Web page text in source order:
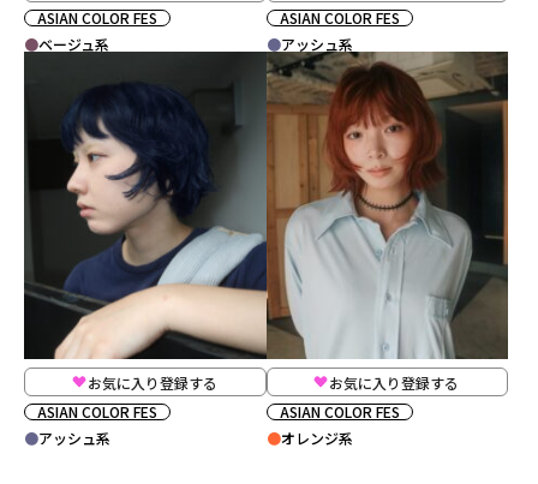
ASIAN COLOR FES
ベージュ系
ASIAN COLOR FES
アッシュ系
お気に入り登録する
ASIAN COLOR FES
アッシュ系
お気に入り登録する
ASIAN COLOR FES
オレンジ系